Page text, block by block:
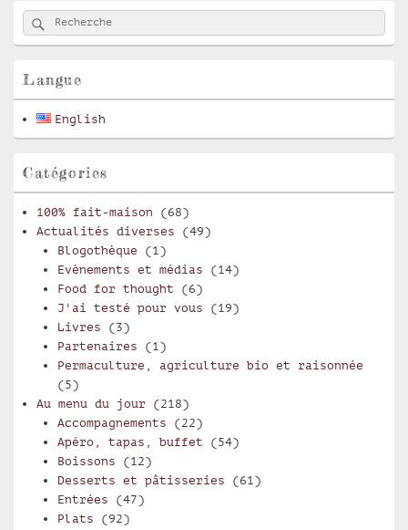
Zone
principale
de
pour
latérale
Recherche :
Rechercher
Langue
English
Catégories
100% fait-maison (68)
Actualités diverses (49)
Blogothèque (1)
Evènements et médias (14)
Food for thought (6)
J'ai testé pour vous (19)
Livres (3)
Partenaires (1)
Permaculture, agriculture bio et raisonnée
(5)
Au menu du jour (218)
Accompagnements (22)
Apéro, tapas, buffet (54)
Boissons (12)
Desserts et pâtisseries (61)
Entrées (47)
Plats (92)